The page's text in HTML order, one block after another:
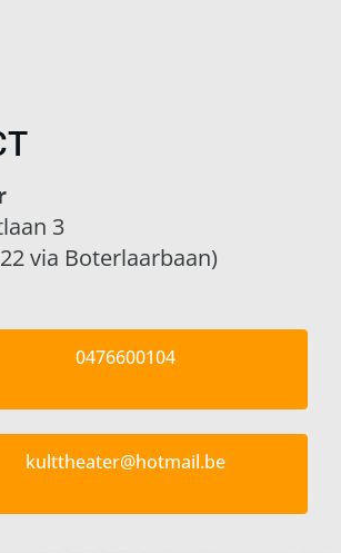
3
via Boterlaarbaan)
0476600104
kulttheater@hotmail.be